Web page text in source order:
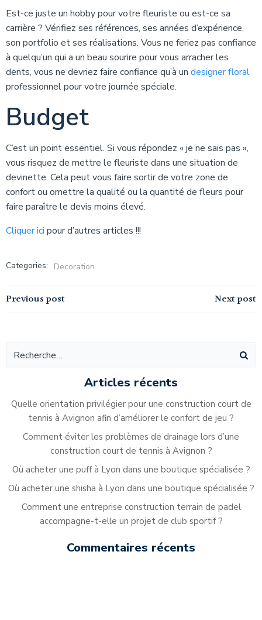
Est-ce juste un hobby pour votre fleuriste ou est-ce sa
carrière ? Vérifiez ses références, ses années d’expérience,
son portfolio et ses réalisations. Vous ne feriez pas confiance
à quelqu’un qui a un beau sourire pour vous arracher les
dents, vous ne devriez faire confiance qu’à un designer floral
professionnel pour votre journée spéciale.
Budget
C’est un point essentiel. Si vous répondez « je ne sais pas »,
vous risquez de mettre le fleuriste dans une situation de
devinette. Cela peut vous faire sortir de votre zone de
confort ou omettre la qualité ou la quantité de fleurs pour
faire paraître le devis moins élevé.
Cliquer ici pour d’autres articles !!!
Categories: Decoration
Navigation
l’article
Previous post Navigation
Next post
Articles récents
Quelle orientation privilégier pour une construction court de
tennis à Avignon afin d’améliorer le confort de jeu ?
Comment éviter les problèmes de drainage lors d’une
construction court de tennis à Avignon ?
Où acheter une puff à Lyon dans une boutique spécialisée ?
Où acheter une shisha à Lyon dans une boutique spécialisée ?
Comment une entreprise construction terrain de padel
accompagne-t-elle un projet de club sportif ?
Commentaires récents